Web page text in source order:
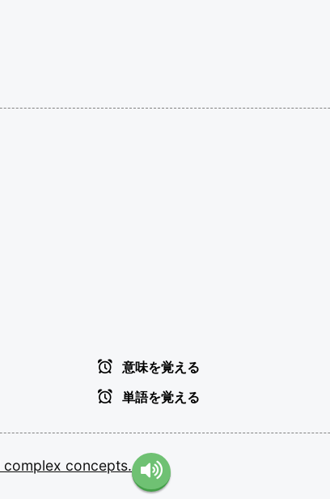
意味を覚える
単語を覚える
complex concepts.